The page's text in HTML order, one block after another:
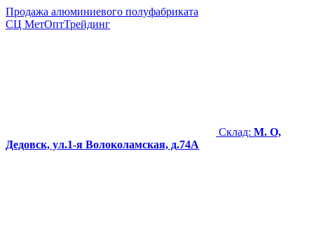
Продажа алюминиевого полуфабриката
СЦ МетОптТрейдинг
Склад: М. О,
Дедовск, ул.1-я Волоколамская, д.74А